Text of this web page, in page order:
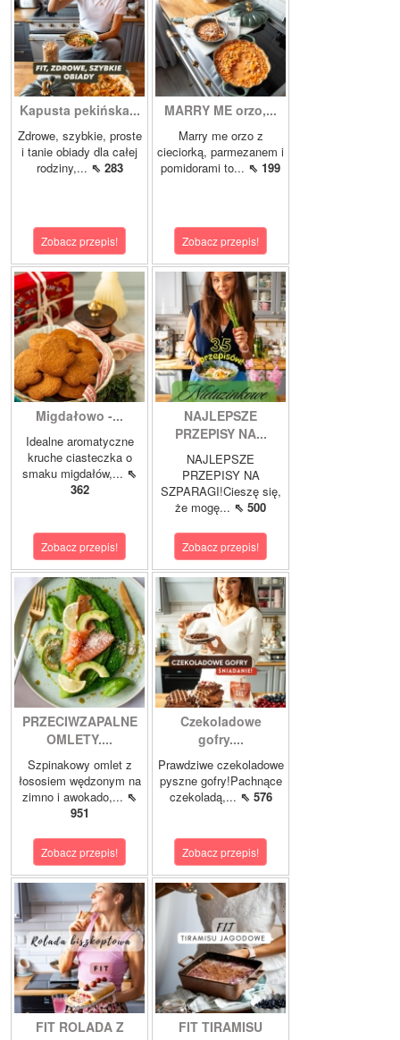
Kapusta pekińska...
Zdrowe, szybkie, proste
i tanie obiady dla całej
rodziny,... ⇖ 283
Zobacz przepis!
MARRY ME orzo,...
Marry me orzo z
cieciorką, parmezanem i
pomidorami to... ⇖ 199
Zobacz przepis!
Migdałowo -...
Idealne aromatyczne
kruche ciasteczka o
smaku migdałów,... ⇖
362
Zobacz przepis!
NAJLEPSZE
PRZEPISY NA...
NAJLEPSZE
PRZEPISY NA
SZPARAGI!Cieszę się,
że mogę... ⇖ 500
Zobacz przepis!
PRZECIWZAPALNE
OMLETY....
Szpinakowy omlet z
łososiem wędzonym na
zimno i awokado,... ⇖
951
Zobacz przepis!
Czekoladowe
gofry....
Prawdziwe czekoladowe
pyszne gofry!Pachnące
czekoladą,... ⇖ 576
Zobacz przepis!
FIT ROLADA Z
FIT TIRAMISU